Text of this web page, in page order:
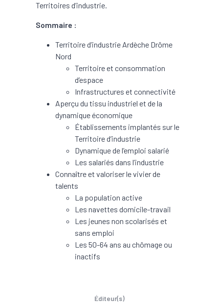
Territoires d’industrie.
Sommaire :
Territoire d’industrie Ardèche Drôme
Nord
Territoire et consommation
d’espace
Infrastructures et connectivité
Aperçu du tissu industriel et de la
dynamique économique
Établissements implantés sur le
Territoire d’industrie
Dynamique de l’emploi salarié
Les salariés dans l’industrie
Connaître et valoriser le vivier de
talents
La population active
Les navettes domicile-travail
Les jeunes non scolarisés et
sans emploi
Les 50-64 ans au chômage ou
inactifs
Éditeur(s)